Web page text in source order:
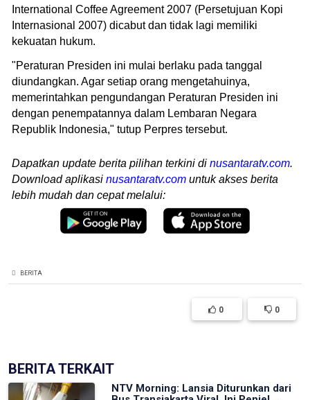
International Coffee Agreement 2007 (Persetujuan Kopi
Internasional 2007) dicabut dan tidak lagi memiliki
kekuatan hukum.
"Peraturan Presiden ini mulai berlaku pada tanggal
diundangkan. Agar setiap orang mengetahuinya,
memerintahkan pengundangan Peraturan Presiden ini
dengan penempatannya dalam Lembaran Negara
Republik Indonesia," tutup Perpres tersebut.
Dapatkan update berita pilihan terkini di nusantaratv.com.
Download aplikasi nusantaratv.com untuk akses berita
lebih mudah dan cepat melalui:
BERITA
0 0
BERITA TERKAIT
NTV Morning: Lansia Diturunkan dari